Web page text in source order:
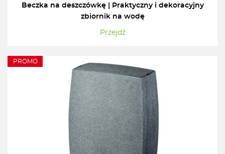
Beczka na deszczówkę | Praktyczny i dekoracyjny
zbiornik na wodę
Przejdź
PROMO